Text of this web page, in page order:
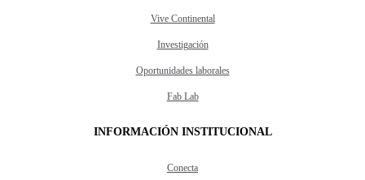
Vive Continental
Investigación
Oportunidades laborales
Fab Lab
INFORMACIÓN INSTITUCIONAL
Conecta